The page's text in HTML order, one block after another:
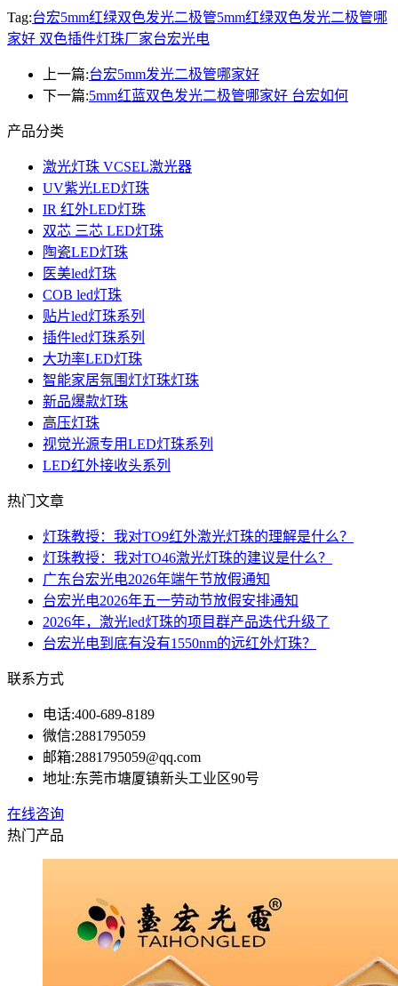
Tag:台宏5mm红绿双色发光二极管5mm红绿双色发光二极管哪
家好 双色插件灯珠厂家台宏光电
上一篇:台宏5mm发光二极管哪家好
下一篇:5mm红蓝双色发光二极管哪家好 台宏如何
产品分类
激光灯珠 VCSEL激光器
UV紫光LED灯珠
IR 红外LED灯珠
双芯 三芯 LED灯珠
陶瓷LED灯珠
医美led灯珠
COB led灯珠
贴片led灯珠系列
插件led灯珠系列
大功率LED灯珠
智能家居氛围灯灯珠灯珠
新品爆款灯珠
高压灯珠
视觉光源专用LED灯珠系列
LED红外接收头系列
热门文章
灯珠教授：我对TO9红外激光灯珠的理解是什么？
灯珠教授：我对TO46激光灯珠的建议是什么？
广东台宏光电2026年端午节放假通知
台宏光电2026年五一劳动节放假安排通知
2026年，激光led灯珠的项目群产品迭代升级了
台宏光电到底有没有1550nm的远红外灯珠？
联系方式
电话:400-689-8189
微信:2881795059
邮箱:2881795059@qq.com
地址:东莞市塘厦镇新头工业区90号
在线咨询
热门产品